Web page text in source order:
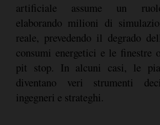
artificiale assume un
elaborando milioni di
reale, prevedendo il degrado
consumi energetici e le finestre
pit stop. In alcuni casi, le
diventano veri strumenti
ingegneri e strateghi.